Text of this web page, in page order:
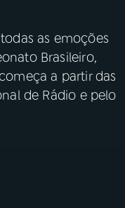
as emoções
Brasileiro,
a partir das
de Rádio e pelo